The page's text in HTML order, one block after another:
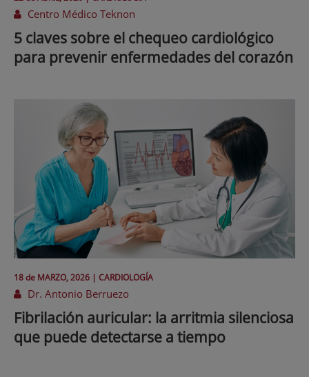
Centro Médico Teknon
5 claves sobre el chequeo cardiológico
para prevenir enfermedades del corazón
18 de MARZO, 2026 | CARDIOLOGÍA
Dr. Antonio Berruezo
Fibrilación auricular: la arritmia silenciosa
que puede detectarse a tiempo